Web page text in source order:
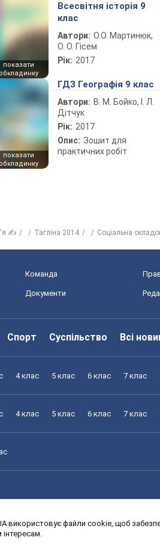
показати
обкладинку
Всесвітня історія 9
клас
Автори: О.О. Мартинюк,
О. О. Гісем
Рік: 2017
показати
обкладинку
ГДЗ Географія 9 клас
Автори: В. М. Бойко, І. Л.
Дітчук
Рік: 2017
Опис: Зошит для
практичних робіт
✍ Тагліна 2014 Соціальна
Команда
Документи
Спорт Суспільство Всі
4 клас 5 клас 6 клас 7 клас
4 клас 5 клас 6 клас 7 клас
4 клас 5 клас 6 клас 7 клас
використовує файли cookie, щоб